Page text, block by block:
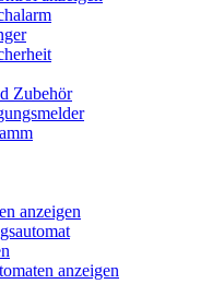
Zubehör
anzeigen
anzeigen